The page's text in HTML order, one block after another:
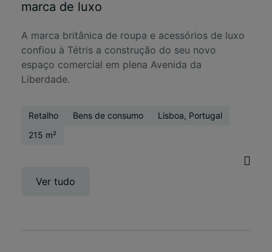
marca de luxo
A marca britânica de roupa e acessórios de luxo
confiou à Tétris a construção do seu novo
espaço comercial em plena Avenida da
Liberdade.
Retalho Bens de consumo
Lisboa, Portugal
215 m²
Ver tudo